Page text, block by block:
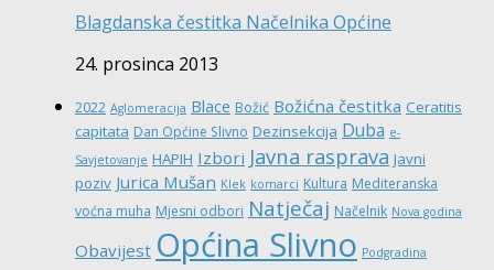
Blagdanska čestitka Načelnika Općine
24. prosinca 2013
2022 Aglomeracija Blace Božić Božićna čestitka Ceratitis
capitata Dan Općine Slivno Dezinsekcija Duba e-
Savjetovanje HAPIH Izbori Javna rasprava Javni
poziv Jurica Mušan Klek komarci Kultura Mediteranska
voćna muha Mjesni odbori Natječaj Načelnik Nova godina
Obavijest Općina Slivno Podgradina